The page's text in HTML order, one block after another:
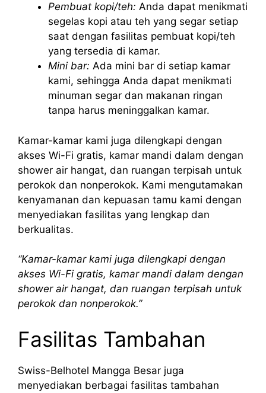
Pembuat kopi/teh: Anda dapat menikmati
segelas kopi atau teh yang segar setiap
saat dengan fasilitas pembuat kopi/teh
yang tersedia di kamar.
Mini bar: Ada mini bar di setiap kamar
kami, sehingga Anda dapat menikmati
minuman segar dan makanan ringan
tanpa harus meninggalkan kamar.
Kamar-kamar kami juga dilengkapi dengan
akses Wi-Fi gratis, kamar mandi dalam dengan
shower air hangat, dan ruangan terpisah untuk
perokok dan nonperokok. Kami mengutamakan
kenyamanan dan kepuasan tamu kami dengan
menyediakan fasilitas yang lengkap dan
berkualitas.
“Kamar-kamar kami juga dilengkapi dengan
akses Wi-Fi gratis, kamar mandi dalam dengan
shower air hangat, dan ruangan terpisah untuk
perokok dan nonperokok.”
Fasilitas Tambahan
Swiss-Belhotel Mangga Besar juga
menyediakan berbagai fasilitas tambahan